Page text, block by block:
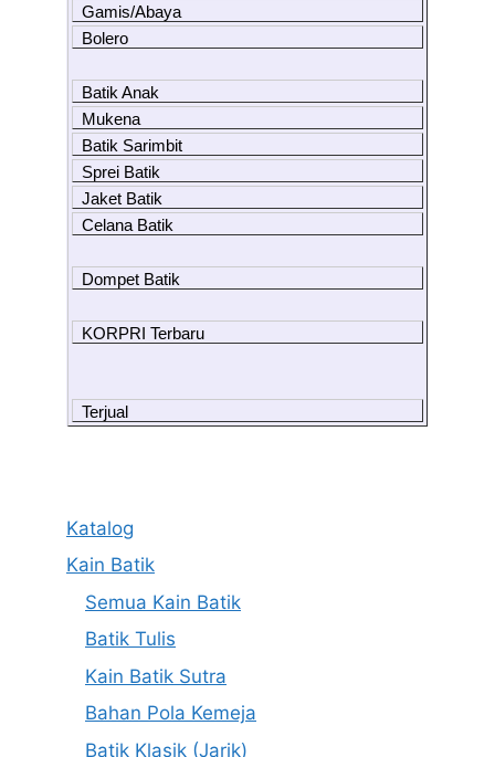
Gamis/Abaya
Bolero
Batik Anak
Mukena
Batik Sarimbit
Sprei Batik
Jaket Batik
Celana Batik
Dompet Batik
KORPRI Terbaru
Terjual
Katalog
Kain Batik
Semua Kain Batik
Batik Tulis
Kain Batik Sutra
Bahan Pola Kemeja
Batik Klasik (Jarik)